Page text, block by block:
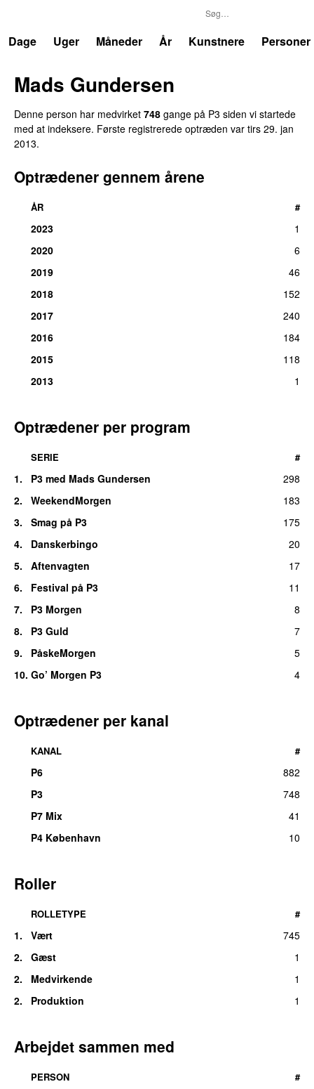
Dage
Uger Måneder År Kunstnere Personer
Mads Gundersen
Denne person har medvirket 748 gange på P3 siden vi startede
med at indeksere. Første registrerede optræden var tirs 29. jan
2013.
Optrædener gennem årene
ÅR #
2023
1
2020
6
2019
46
2018
152
2017
240
2016
184
2015
118
2013
1
Optrædener per program
SERIE #
1. P3 med Mads Gundersen
298
2.
WeekendMorgen
183
3.
Smag på P3
175
4.
Danskerbingo
20
5.
Aftenvagten
17
6.
Festival på P3
11
7.
P3 Morgen
8
8.
P3 Guld
7
9.
PåskeMorgen
5
10. Go’ Morgen P3 4
Optrædener per kanal
KANAL #
P6
882
P3
748
P7 Mix
41
P4 København
10
Roller
ROLLETYPE #
1. Vært
745
2.
Gæst
1
2.
Medvirkende
1
2.
Produktion 1
Arbejdet sammen med
PERSON #